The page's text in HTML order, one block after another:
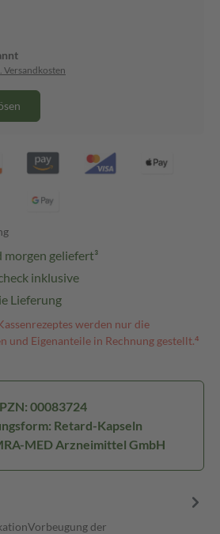
Versandkosten
geliefert³
inklusive
Lieferung
werden nur die
und Eigenanteile in Rechnung gestellt.⁴
PZN: 00083724
Retard-Kapseln
MED Arzneimittel GmbH
der